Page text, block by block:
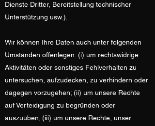
Dienste Dritter, Bereitstellung technischer
Unterstützung usw.).
Wir können Ihre Daten auch unter folgenden
Umständen offenlegen: (i) um rechtswidrige
Aktivitäten oder sonstiges Fehlverhalten zu
untersuchen, aufzudecken, zu verhindern oder
dagegen vorzugehen; (ii) um unsere Rechte
auf Verteidigung zu begründen oder
auszuüben; (iii) um unsere Rechte, unser